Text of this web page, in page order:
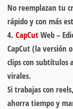
No reemplazan tu
rápido y con más
4. CapCutWeb –
CapCut (la versión
clips con subtítulos
virales.
Si trabajas con
ahorra tiempo y